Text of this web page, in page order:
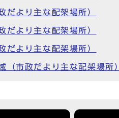
だより主な配架場所）
だより主な配架場所）
だより主な配架場所）
（市政だより主な配架場所）